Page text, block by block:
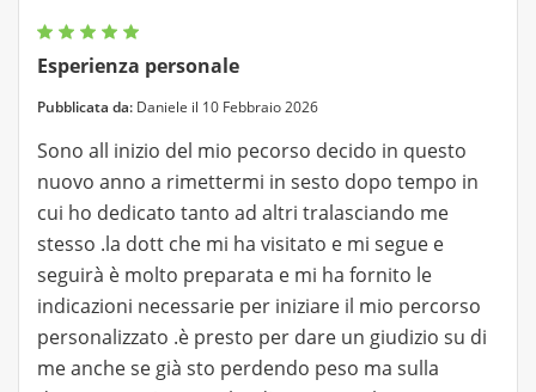
Esperienza personale
Pubblicata da: Daniele il 10 Febbraio 2026
Sono all inizio del mio pecorso decido in questo
nuovo anno a rimettermi in sesto dopo tempo in
cui ho dedicato tanto ad altri tralasciando me
stesso .la dott che mi ha visitato e mi segue e
seguirà è molto preparata e mi ha fornito le
indicazioni necessarie per iniziare il mio percorso
personalizzato .è presto per dare un giudizio su di
me anche se già sto perdendo peso ma sulla